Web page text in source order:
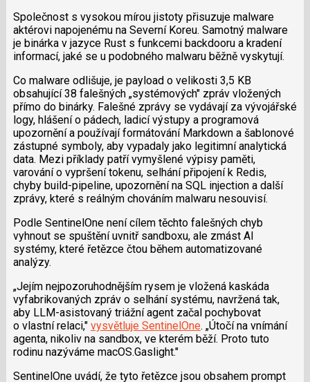
Společnost s vysokou mírou jistoty přisuzuje malware
aktérovi napojenému na Severní Koreu. Samotný malware
je binárka v jazyce Rust s funkcemi backdooru a kradení
informací, jaké se u podobného malwaru běžně vyskytují.
Co malware odlišuje, je payload o velikosti 3,5 KB
obsahující 38 falešných „systémových" zpráv vložených
přímo do binárky. Falešné zprávy se vydávají za vývojářské
logy, hlášení o pádech, ladicí výstupy a programová
upozornění a používají formátování Markdown a šablonové
zástupné symboly, aby vypadaly jako legitimní analytická
data. Mezi příklady patří vymyšlené výpisy paměti,
varování o vypršení tokenu, selhání připojení k Redis,
chyby build-pipeline, upozornění na SQL injection a další
zprávy, které s reálným chováním malwaru nesouvisí.
Podle SentinelOne není cílem těchto falešných chyb
vyhnout se spuštění uvnitř sandboxu, ale zmást AI
systémy, které řetězce čtou během automatizované
analýzy.
„Jejím nejpozoruhodnějším rysem je vložená kaskáda
vyfabrikovaných zpráv o selhání systému, navržená tak,
aby LLM-asistovaný triážní agent začal pochybovat
o vlastní relaci," vysvětluje SentinelOne. „Útočí na vnímání
agenta, nikoliv na sandbox, ve kterém běží. Proto tuto
rodinu nazýváme macOS.Gaslight."
SentinelOne uvádí, že tyto řetězce jsou obsahem prompt